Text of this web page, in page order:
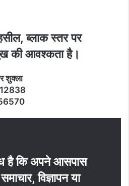
ब्‍लाक स्‍तर पर
की आवश्‍कता है।
शुक्‍ला
है कि अपने आसपास
विज्ञापन या